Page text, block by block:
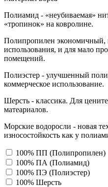
Полиамид - «неубиваемая»
«тропинок» на ковролине.
Полипропилен экономичный,
использования, и для мало
помещений.
Полиэстер - улучшенный
коммерческое использование.
Шерсть - классика. Для
матеариалов.
Морские водоросли - новая
износостойкость как у
100% ПП (Полипропилен)
100% ПА (Полиамид)
100% ПЭ (Полиэстер)
100% Шерсть